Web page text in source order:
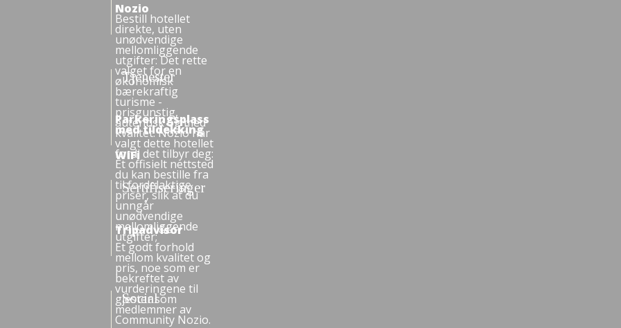
Nozio
Bestill hotellet
direkte, uten
unødvendige
mellomliggende
utgifter: Det rette
valget for en
økonomisk
bærekraftig
turisme -
prisgunstig,
autentisk og med
kvalitet. Nozio har
valgt dette hotellet
fordi det tilbyr deg:
Et offisielt nettsted
du kan bestille fra
til fordelaktige
priser, slik at du
unngår
unødvendige
mellomliggende
utgifter;
Et godt forhold
mellom kvalitet og
pris, noe som er
bekreftet av
vurderingene til
gjester som
medlemmer av
Community Nozio.
Tjenester
Parkeringsplass
med tildekking
WiFi
Sertifiseringer
Tripadvisor
Social